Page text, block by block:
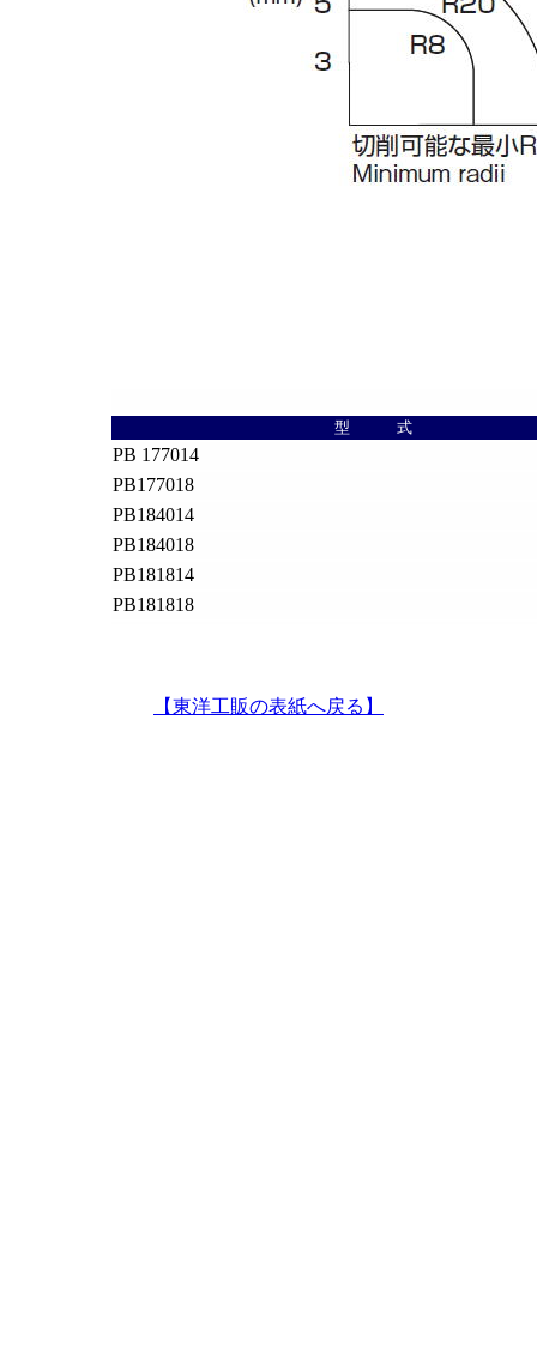
型 式
PB 177014
PB177018
PB184014
PB184018
PB181814
PB181818
【東洋工販の表紙へ戻る】